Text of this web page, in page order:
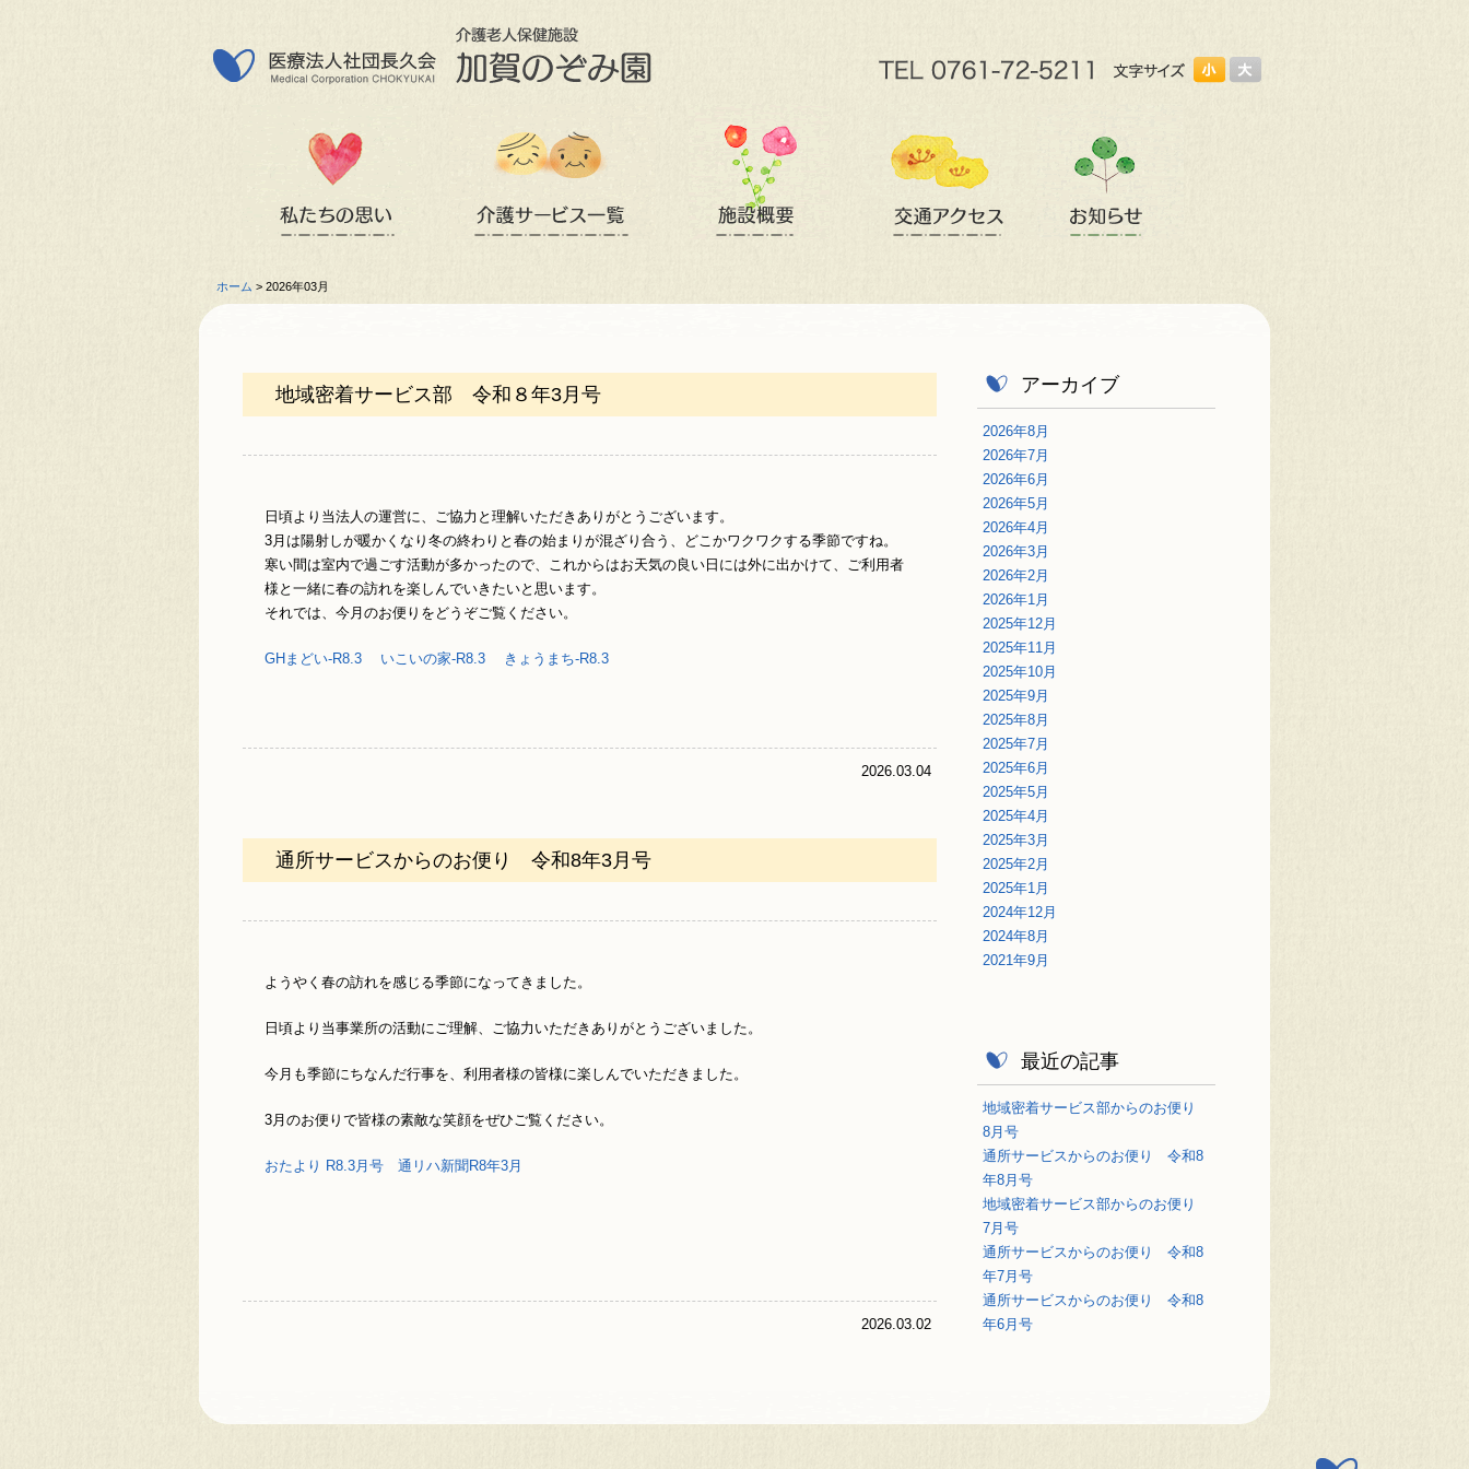
ホーム > 2026年03月
地域密着サービス部 令和８年3月号
日頃より当法人の運営に、ご協力と理解いただきありがとうございます。
3月は陽射しが暖かくなり冬の終わりと春の始まりが混ざり合う、どこかワクワクする季節ですね。
寒い間は室内で過ごす活動が多かったので、これからはお天気の良い日には外に出かけて、ご利用者
様と一緒に春の訪れを楽しんでいきたいと思います。
それでは、今月のお便りをどうぞご覧ください。
GHまどい-R8.3 いこいの家-R8.3 きょうまち-R8.3
2026.03.04
通所サービスからのお便り 令和8年3月号
ようやく春の訪れを感じる季節になってきました。
日頃より当事業所の活動にご理解、ご協力いただきありがとうございました。
今月も季節にちなんだ行事を、利用者様の皆様に楽しんでいただきました。
3月のお便りで皆様の素敵な笑顔をぜひご覧ください。
おたより R8.3月号 通リハ新聞R8年3月
2026.03.02
アーカイブ
2026年8月
2026年7月
2026年6月
2026年5月
2026年4月
2026年3月
2026年2月
2026年1月
2025年12月
2025年11月
2025年10月
2025年9月
2025年8月
2025年7月
2025年6月
2025年5月
2025年4月
2025年3月
2025年2月
2025年1月
2024年12月
2024年8月
2021年9月
最近の記事
地域密着サービス部からのお便り
8月号
通所サービスからのお便り 令和8
年8月号
地域密着サービス部からのお便り
7月号
通所サービスからのお便り 令和8
年7月号
通所サービスからのお便り 令和8
年6月号